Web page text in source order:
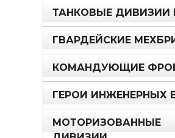
ТАНКОВЫЕ ДИВИЗИИ
ГВАРДЕЙСКИЕ
КОМАНДУЮЩИЕ
ГЕРОИ ИНЖЕНЕРНЫХ
МОТОРИЗОВАННЫЕ